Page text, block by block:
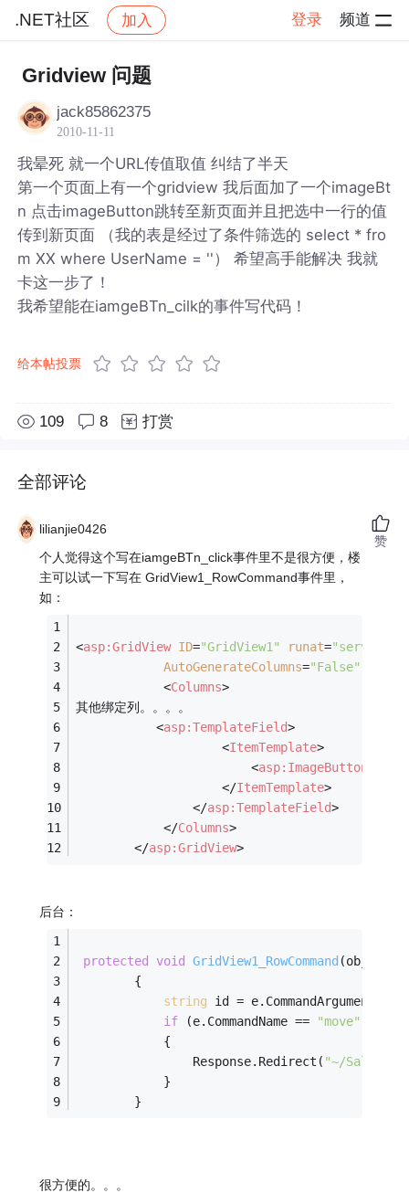
.NET社区 加入 登录 频道
社区 .NET社区
Gridview 问题
jack85862375
2010-11-11
我晕死 就一个URL传值取值 纠结了半天
第一个页面上有一个gridview 我后面加了一个imageBt
n 点击imageButton跳转至新页面并且把选中一行的值
传到新页面 （我的表是经过了条件筛选的 select * fro
m XX where UserName = ''） 希望高手能解决 我就
卡这一步了！
我希望能在iamgeBTn_cilk的事件写代码！
给本帖投票
109 8 打赏
全部评论
lilianjie0426
个人觉得这个写在iamgeBTn_click事件里不是很方便，楼
主可以试一下写在 GridView1_RowCommand事件里，
如：
<asp:GridView ID="GridView1" runat="server"
AutoGenerateColumns="False"
<Columns>
其他绑定列。。。。
<asp:TemplateField>
<ItemTemplate>
<asp:ImageButton
</ItemTemplate>
</asp:TemplateField>
</Columns>
</asp:GridView>
后台：
protected void GridView1_RowCommand (object
        {
string id =
if (e.CommandName == "move"
            {
                Response.Redirect(
"~/Sales/
            }
        }
很方便的。。。
赞